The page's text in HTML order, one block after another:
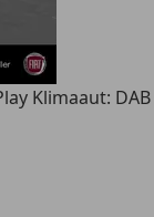
Klimaaut: DAB